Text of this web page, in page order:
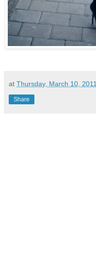
at Thursday, March 10, 2011
Share